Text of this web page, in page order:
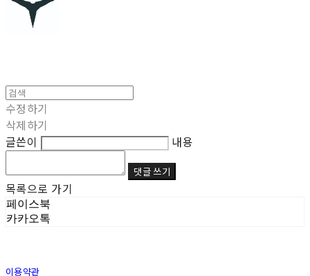
수정하기
삭제하기
글쓴이
내용
댓글 쓰기
목록으로 가기
페이스북
카카오톡
이용약관